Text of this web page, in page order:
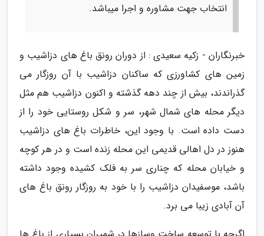
انتخاب جهت مشاوره و اجرا میباشد.
خبرنگاران - زکیه سعیدی : از دوران رونق باغ های دزاشیب و
زمین های کشاورزی که ساکنان دزاشیب با آن روزگار می
گذراندند، بیش از چند دهه گذشته و اکنون دزاشیب هم مثل
دیگر محله های شمال شهر، سر و شکل روستایی خود را از
دست داده است. با وجود این، خاطرات باغ های دزاشیب
هنوز در دل اهالی قدیمی این محله زنده است و در هر کوچه
و خیابان محله که چناری سر به فلک کشیده وجود داشته
باشد، موسفیدان دزاشیب را با خود به روزگار رونق باغ های
آن آبادی زیبا می برد.